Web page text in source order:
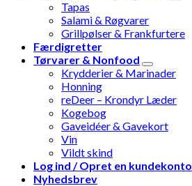
Tapas
Salami & Røgvarer
Grillpølser & Frankfurtere
Færdigretter
Tørvarer & Nonfood
Krydderier & Marinader
Honning
reDeer – Krondyr Læder
Kogebog
Gaveidéer & Gavekort
Vin
Vildt skind
Log ind / Opret en kundekonto
Nyhedsbrev